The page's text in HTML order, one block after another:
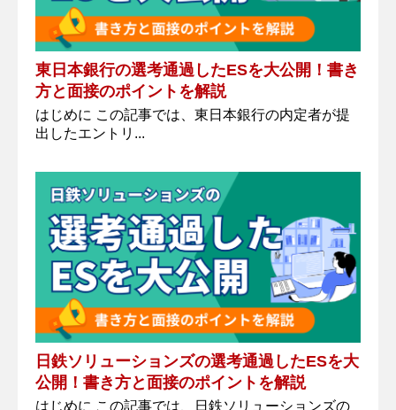
東日本銀行の選考通過したESを大公開！書き
方と面接のポイントを解説
はじめに この記事では、東日本銀行の内定者が提
出したエントリ...
日鉄ソリューションズの選考通過したESを大
公開！書き方と面接のポイントを解説
はじめに この記事では、日鉄ソリューションズの